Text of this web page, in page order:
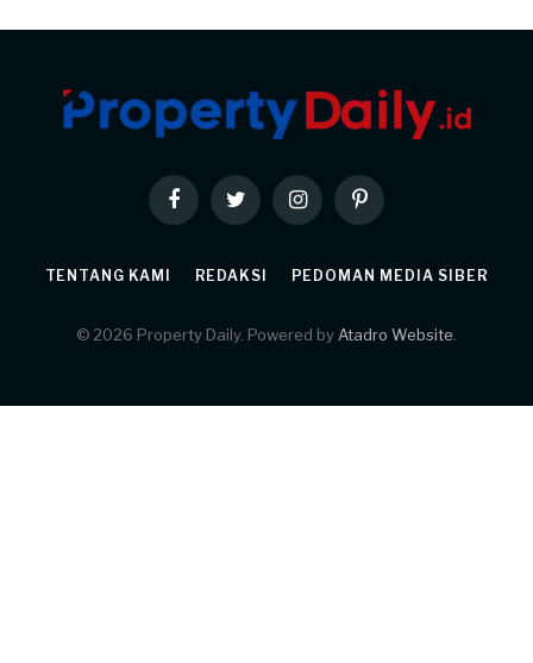
FacebookTwitter InstagramPinterest
TENTANG KAMI REDAKSI PEDOMAN MEDIA SIBER
© 2026 Property Daily. Powered byAtadro Website.